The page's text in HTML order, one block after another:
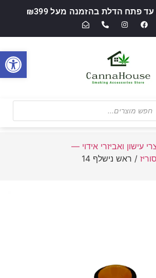
פתח הדלת בהזמנה מעל ₪399
עישון ואביזרי אידוי —
/ ראש נישלף 14
פתח